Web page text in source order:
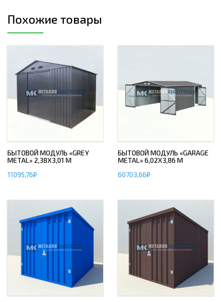
Похожие товары
БЫТОВОЙ МОДУЛЬ «GREY
METAL» 2,38Х3,01 М
11095,76₽
БЫТОВОЙ МОДУЛЬ «GARAGE
METAL» 6,02Х3,86 М
60703,66₽